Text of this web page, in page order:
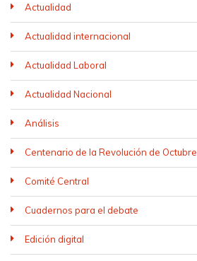
Actualidad
Actualidad internacional
Actualidad Laboral
Actualidad Nacional
Análisis
Centenario de la Revolución de Octubre
Comité Central
Cuadernos para el debate
Edición digital